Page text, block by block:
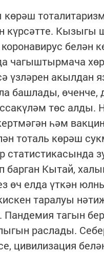
күрсәтте. Кызыгы
белән
чагыштырмача
үзләрен акылдан
башлады, өченче,
төс алды.
һәм
тоталь көрәш
статистикасында
барган Кытай,
өч елда үткән
таралуы
тагын
раслады.
цивилизация